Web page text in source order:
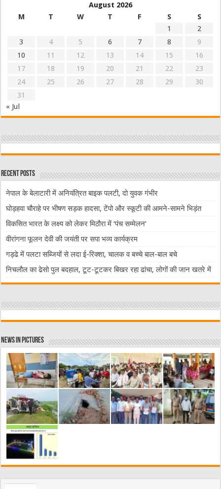
August 2026
M
T W T F S
S
1
2
3
4 5 6 7 8
9
10
11 12 13 14 15
16
17
18 19 20 21 22
23
24
25 26 27 28 29
30
31
« Jul
Recent Posts
नेपाल के बेलाटारी में अनियंत्रित बाइक पलटी, दो युवक गंभीर
घोड़हवा चौराहे पर भीषण सड़क हादसा, टेंपो और स्कूटी की आमने-सामने भिड़ंत
विकसित भारत के लक्ष्य को लेकर मिठौरा में ‘पंच सम्मेलन’
वीरांगना फूलन देवी की जयंती पर सपा भव्य कार्यक्रम
गड्ढे में पलटा सब्जियों से लदा ई-रिक्शा, चालक व बच्चे बाल-बाल बचे
निचलौल का ढेसो पुल बदहाल, टूट-टूटकर बिखर रहा ढांचा, लोगों की जान खतरे में
News in Pictures